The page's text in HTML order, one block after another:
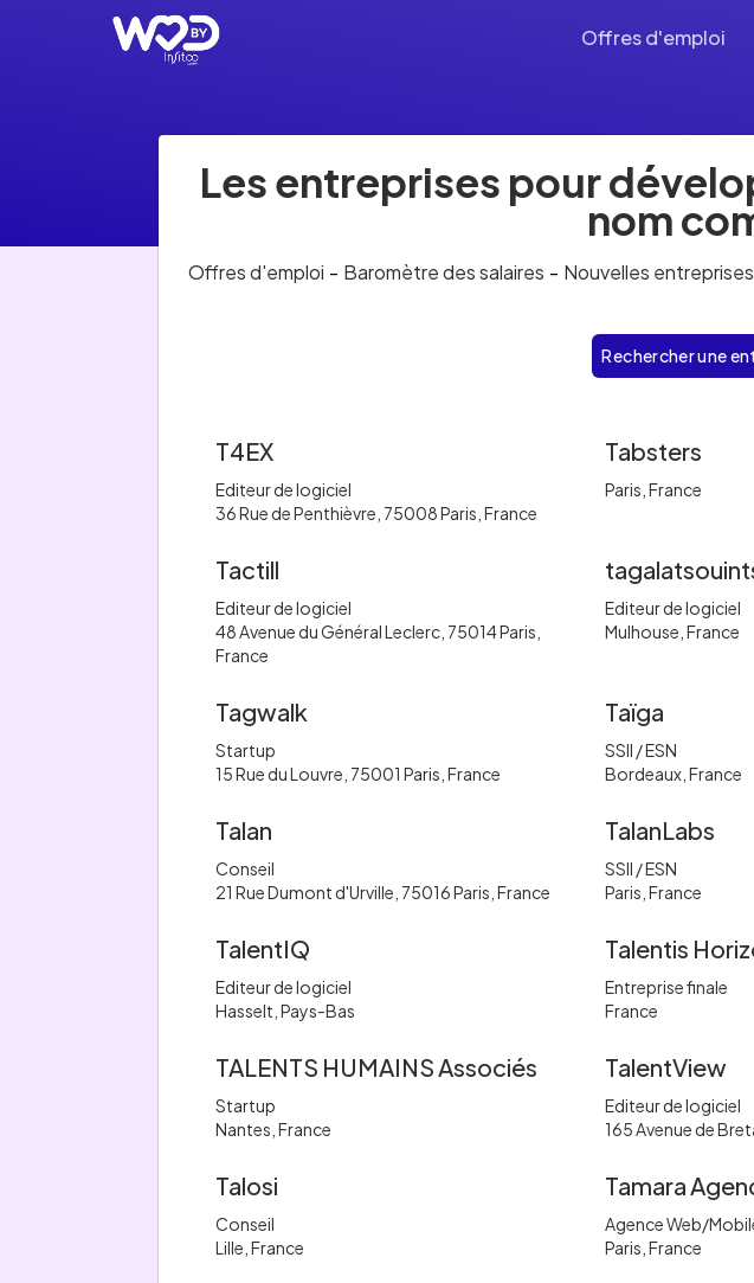
Offres d'emploi
Les entreprises pour
nom
Offres d'emploi - Baromètre des salaires - Nouvelles entreprises
Rechercher une
T4EX
Editeur de logiciel
36 Rue de Penthièvre, 75008 Paris, France
Tabsters
Paris, France
Tactill
Editeur de logiciel
48 Avenue du Général Leclerc, 75014 Paris,
France
Editeur de logiciel
Mulhouse, France
Tagwalk
Startup
15 Rue du Louvre, 75001 Paris, France
Taïga
SSII / ESN
Bordeaux, France
Talan
Conseil
21 Rue Dumont d'Urville, 75016 Paris, France
TalanLabs
SSII / ESN
Paris, France
TalentIQ
Editeur de logiciel
Hasselt, Pays-Bas
Talentis
Entreprise finale
France
TALENTS HUMAINS Associés
Startup
Nantes, France
TalentView
Editeur de logiciel
165 Avenue de
Talosi
Conseil
Lille, France
Tamara
Agence Web/
Paris, France